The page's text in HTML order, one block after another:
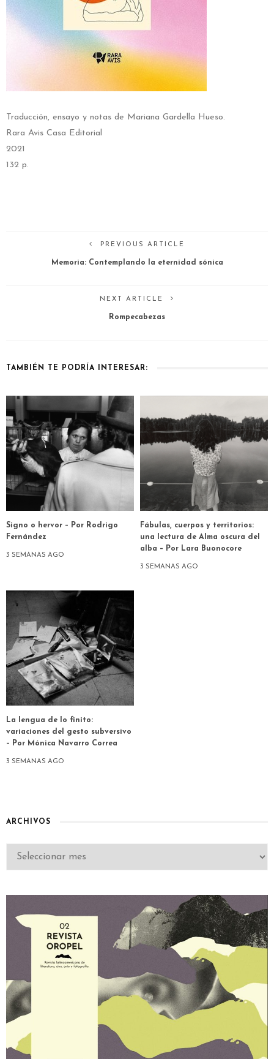
Traducción, ensayo y notas de Mariana Gardella Hueso.
Rara Avis Casa Editorial
2021
132 p.
PREVIOUS ARTICLE
Memoria: Contemplando la eternidad sónica
NEXT ARTICLE
Rompecabezas
TAMBIÉN TE PODRÍA INTERESAR:
Signo o hervor – Por Rodrigo
Fernández
3 SEMANAS AGO
Fábulas, cuerpos y territorios:
una lectura de Alma oscura del
alba – Por Lara Buonocore
3 SEMANAS AGO
La lengua de lo finito:
variaciones del gesto subversivo
– Por Mónica Navarro Correa
3 SEMANAS AGO
ARCHIVOS